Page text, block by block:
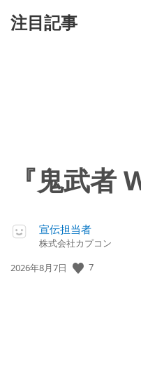
注目記事
『鬼武
宣伝担当者
株式会社カプコン
公
2026年8月7日 7